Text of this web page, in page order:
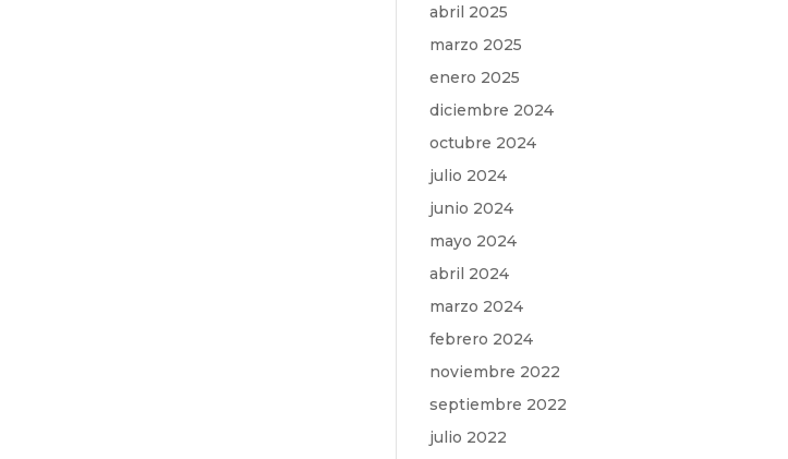
abril 2025
marzo 2025
enero 2025
diciembre 2024
octubre 2024
julio 2024
junio 2024
mayo 2024
abril 2024
marzo 2024
febrero 2024
noviembre 2022
septiembre 2022
julio 2022